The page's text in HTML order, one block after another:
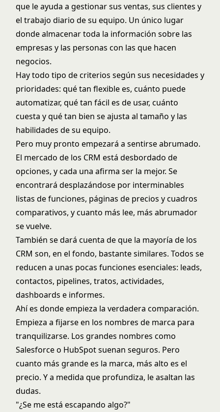
que le ayuda a gestionar sus ventas, sus clientes y
el trabajo diario de su equipo. Un único lugar
donde almacenar toda la información sobre las
empresas y las personas con las que hacen
negocios.
Hay todo tipo de criterios según sus necesidades y
prioridades: qué tan flexible es, cuánto puede
automatizar, qué tan fácil es de usar, cuánto
cuesta y qué tan bien se ajusta al tamaño y las
habilidades de su equipo.
Pero muy pronto empezará a sentirse abrumado.
El mercado de los CRM está desbordado de
opciones, y cada una afirma ser la mejor. Se
encontrará desplazándose por interminables
listas de funciones, páginas de precios y cuadros
comparativos, y cuanto más lee, más abrumador
se vuelve.
También se dará cuenta de que la mayoría de los
CRM son, en el fondo, bastante similares. Todos se
reducen a unas pocas funciones esenciales: leads,
contactos, pipelines, tratos, actividades,
dashboards e informes.
Ahí es donde empieza la verdadera comparación.
Empieza a fijarse en los nombres de marca para
tranquilizarse. Los grandes nombres como
Salesforce o HubSpot suenan seguros. Pero
cuanto más grande es la marca, más alto es el
precio. Y a medida que profundiza, le asaltan las
dudas.
"¿Se me está escapando algo?"